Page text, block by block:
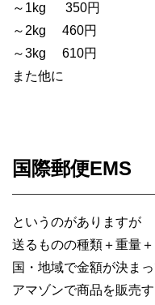
～1kg 350円
～2kg 460円
～3kg 610円
また他に
国際郵便EMS
というのがありますが
送るものの種類＋重量
国・地域で金額が決まっ
アマゾンで商品を販売す